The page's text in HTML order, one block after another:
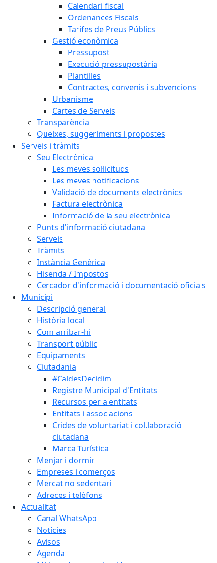
Calendari fiscal
Ordenances Fiscals
Tarifes de Preus Públics
Gestió econòmica
Pressupost
Execució pressupostària
Plantilles
Contractes, convenis i subvencions
Urbanisme
Cartes de Serveis
Transparència
Queixes, suggeriments i propostes
Serveis i tràmits
Seu Electrònica
Les meves sol·licituds
Les meves notificacions
Validació de documents electrònics
Factura electrònica
Informació de la seu electrònica
Punts d'informació ciutadana
Serveis
Tràmits
Instància Genèrica
Hisenda / Impostos
Cercador d'informació i documentació oficials
Municipi
Descripció general
Història local
Com arribar-hi
Transport públic
Equipaments
Ciutadania
#CaldesDecidim
Registre Municipal d'Entitats
Recursos per a entitats
Entitats i associacions
Crides de voluntariat i col.laboració
ciutadana
Marca Turística
Menjar i dormir
Empreses i comerços
Mercat no sedentari
Adreces i telèfons
Actualitat
Canal WhatsApp
Notícies
Avisos
Agenda